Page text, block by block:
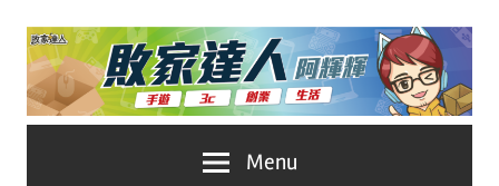
Skip
content
Menu